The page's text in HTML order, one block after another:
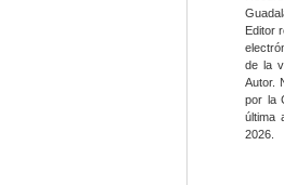
Editor
de la
Autor.
por la
última
2026.